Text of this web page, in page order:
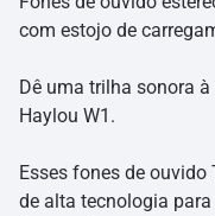
com estojo de
Dê uma trilha sonora
Haylou W1.
Esses fones de
de alta tecnologia